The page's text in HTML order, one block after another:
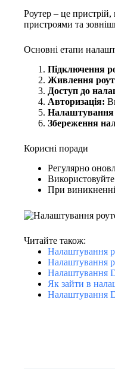
Роутер – це
пристроями та
Основні етапи
Підключення
Живлення
Доступ до
Авторизація:
Збереження
Корисні поради
Регулярно
Використовуйте
При
Читайте також:
Налаштування
Налаштування
Налаштування
Як зайти в
Налаштування